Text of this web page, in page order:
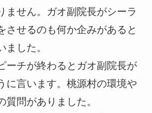
ません。ガオ副院長がシーラ
させるのも何か企みがあると
ました。
ーチが終わるとガオ副院長が
に言います。桃源村の環境や
質問がありました。